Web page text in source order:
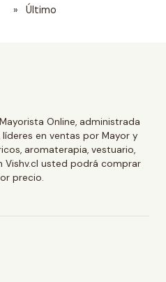
» Último
Online, administrada
en ventas por Mayor y
aromaterapia, vestuario,
Vishv.cl usted podrá comprar
precio.